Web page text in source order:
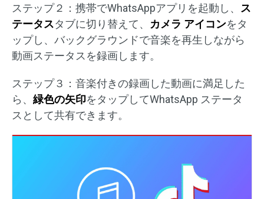
ステップ２：携帯でWhatsAppアプリを起動し、 ス
テータスタブに切り替えて、 カメラ アイコンをタ
ップし、バックグラウンドで音楽を再生しながら
動画ステータスを録画します。
ステップ３：音楽付きの録画した動画に満足した
ら、 緑色の矢印をタップしてWhatsApp ステータ
スとして共有できます。